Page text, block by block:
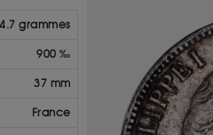
grammes
900 ‰
37 mm
France